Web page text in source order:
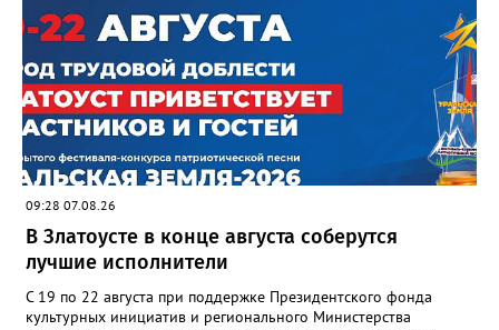
“перемерзания” общей домовой тепловой сети
многоквартирного дома, отсутствовало взаимодействие с
ресурсоснабжающей организацией, ЕДДС и иными службами»,
— сообщила начальник Главного управления ГЖИ Ирина
Настенко. В следующий раз, рекомендовали в
Госжилинспекции, службы должны действовать слаженно. И
оперативно делиться информацией со всеми
заинтересованными – от поставщика тепла до конечных
потребителей.
09:28 07.08.26
В Златоусте в конце августа соберутся
лучшие исполнители
С 19 по 22 августа при поддержке Президентского фонда
культурных инициатив и регионального Министерства